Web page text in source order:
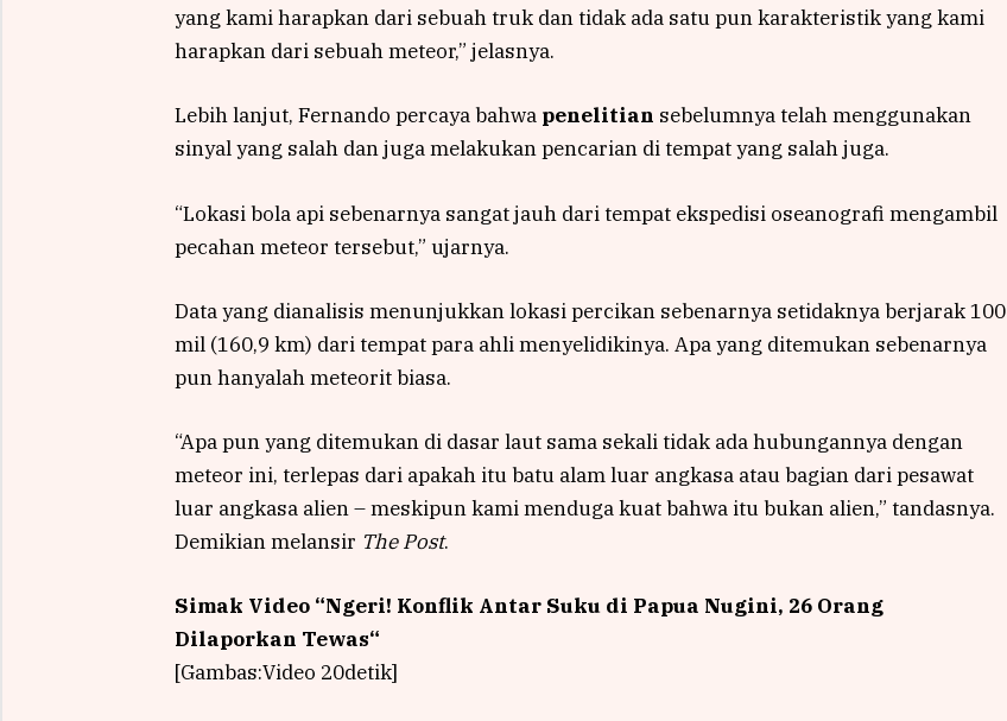
yang kami harapkan dari sebuah truk dan tidak ada satu pun karakteristik yang kami
harapkan dari sebuah meteor,” jelasnya.
Lebih lanjut, Fernando percaya bahwa penelitian sebelumnya telah menggunakan
sinyal yang salah dan juga melakukan pencarian di tempat yang salah juga.
“Lokasi bola api sebenarnya sangat jauh dari tempat ekspedisi oseanografi mengambil
pecahan meteor tersebut,” ujarnya.
Data yang dianalisis menunjukkan lokasi percikan sebenarnya setidaknya berjarak 100
mil (160,9 km) dari tempat para ahli menyelidikinya. Apa yang ditemukan sebenarnya
pun hanyalah meteorit biasa.
“Apa pun yang ditemukan di dasar laut sama sekali tidak ada hubungannya dengan
meteor ini, terlepas dari apakah itu batu alam luar angkasa atau bagian dari pesawat
luar angkasa alien – meskipun kami menduga kuat bahwa itu bukan alien,” tandasnya.
Demikian melansir The Post.
Simak Video “Ngeri! Konflik Antar Suku di Papua Nugini, 26 Orang
Dilaporkan Tewas“
[Gambas:Video 20detik]